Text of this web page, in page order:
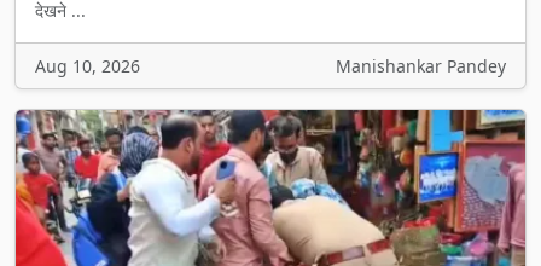
देखने ...
Aug 10, 2026 Manishankar Pandey